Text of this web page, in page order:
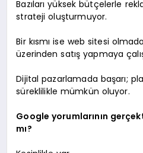
Bazıları yüksek bütçelerle
strateji oluşturmuyor.
Bir kısmı ise web sitesi
üzerinden satış yapmaya
Dijital pazarlamada başarı;
süreklilikle mümkün oluyor.
Google yorumlarının
mı?